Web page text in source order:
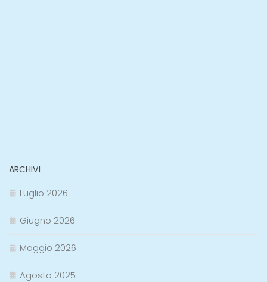
ARCHIVI
Luglio 2026
Giugno 2026
Maggio 2026
Agosto 2025